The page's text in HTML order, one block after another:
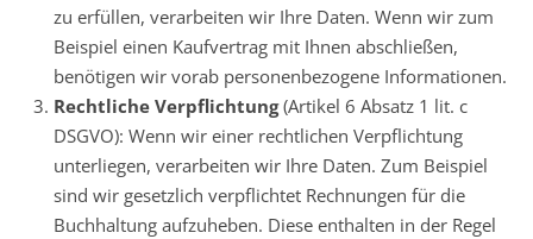
zu erfüllen, verarbeiten wir Ihre Daten. Wenn wir zum
Beispiel einen Kaufvertrag mit Ihnen abschließen,
benötigen wir vorab personenbezogene Informationen.
Rechtliche Verpflichtung(Artikel 6 Absatz 1 lit. c
DSGVO): Wenn wir einer rechtlichen Verpflichtung
unterliegen, verarbeiten wir Ihre Daten. Zum Beispiel
sind wir gesetzlich verpflichtet Rechnungen für die
Buchhaltung aufzuheben. Diese enthalten in der Regel